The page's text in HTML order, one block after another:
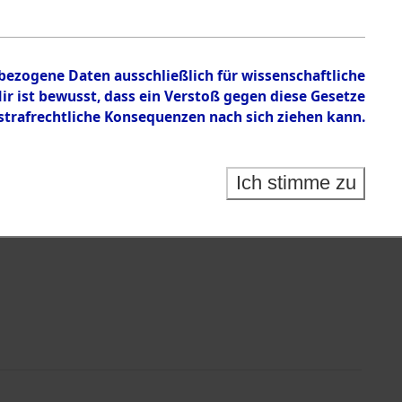
Daten ausschließlich für wissenschaftliche
bewusst, dass ein Verstoß gegen diese Gesetze
Konsequenzen nach sich ziehen kann.
Ich stimme zu